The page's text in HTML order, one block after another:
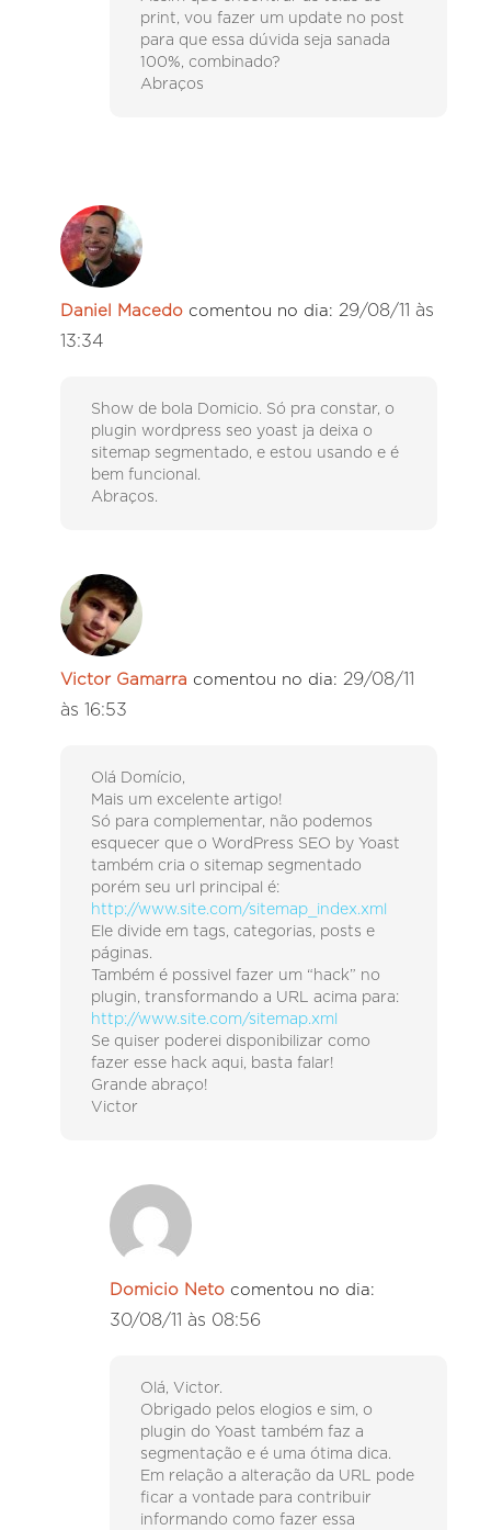
print, vou fazer um update no post
para que essa dúvida seja sanada
100%, combinado?
Abraços
Daniel Macedo comentou no dia: 29/08/11 às
13:34
Show de bola Domicio. Só pra constar, o
plugin wordpress seo yoast ja deixa o
sitemap segmentado, e estou usando e é
bem funcional.
Abraços.
Victor Gamarra comentou no dia: 29/08/11
às 16:53
Olá Domício,
Mais um excelente artigo!
Só para complementar, não podemos
esquecer que o WordPress SEO by Yoast
também cria o sitemap segmentado
porém seu url principal é:
http://www.site.com/sitemap_index.xml
Ele divide em tags, categorias, posts e
páginas.
Também é possivel fazer um “hack” no
plugin, transformando a URL acima para:
http://www.site.com/sitemap.xml
Se quiser poderei disponibilizar como
fazer esse hack aqui, basta falar!
Grande abraço!
Victor
Domicio Neto comentou no dia:
30/08/11 às 08:56
Olá, Victor.
Obrigado pelos elogios e sim, o
plugin do Yoast também faz a
segmentação e é uma ótima dica.
Em relação a alteração da URL pode
ficar a vontade para contribuir
informando como fazer essa